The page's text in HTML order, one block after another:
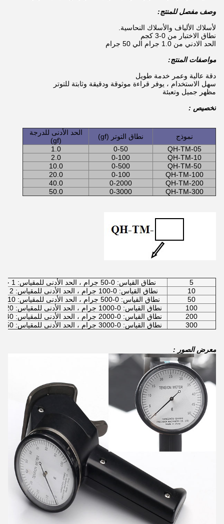
وصف مفصل للمنتج:
لأسلاك الألياف والأسلاك النحاسية.
نطاق الاختبار من 0-3 كجم
الحد الادني من 1.0 جرام الي 50 جرام
مواصفات المنتج:
دقة عالية وعمر خدمة طويل
سهل الاستخدام ، يوفر قراءة موثوقة ودقيقة وثابتة للتوتر
مظهر جميل وتعبئة
تخصيص :
نموذج نطاق التوتر (gf)
الحد الأدنى للدرجة
(gf)
QH-TM-05
0-50
1.0
QH-TM-10
0-100
2.0
QH-TM-50
0-500
10.0
QH-TM-100
0-100
20.0
QH-TM-200
0-2000
40.0
QH-TM-300
0-3000
50.0
5
نطاق القياس: 0-50 جرام ، الحد الأدنى للمقياس: 1 جرام
10
نطاق القياس: 0-100 جرام ، الحد الأدنى للمقياس: 2 جرام
50
نطاق القياس: 0-500 جرام ، الحد الأدنى للمقياس: 10 جرام
100
نطاق القياس: 0-1000 جرام ، الحد الأدنى للمقياس: 20 جرام
200
نطاق القياس: 0-2000 جرام ، الحد الأدنى للمقياس: 40 جرام
300
نطاق القياس: 0-3000 جرام ، الحد الأدنى للمقياس: 50 جرام
معرض الصور :